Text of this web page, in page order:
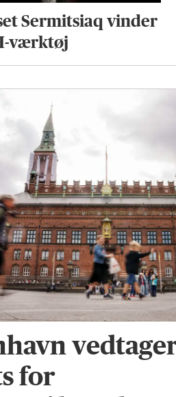
Sermitsiaq vinder
værktøj
for